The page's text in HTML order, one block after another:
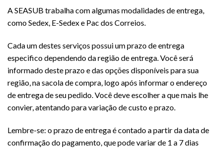
A SEASUB trabalha com algumas modalidades de entrega,
como Sedex, E-Sedex e Pac dos Correios.
Cada um destes serviços possui um prazo de entrega
especifico dependendo da região de entrega. Você será
informado deste prazo e das opções disponíveis para sua
região, na sacola de compra, logo após informar o endereço
de entrega de seu pedido. Você deve escolher a que mais lhe
convier, atentando para variação de custo e prazo.
Lembre-se: o prazo de entrega é contado a partir da data de
confirmação do pagamento, que pode variar de 1 a 7 dias